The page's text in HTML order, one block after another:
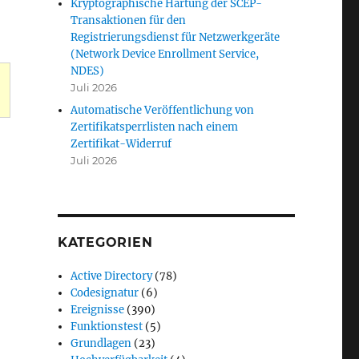
Fehlercode "RPC_S_SERVER_UNAVAILABLE"“
Kryptographische Härtung der SCEP-
Transaktionen für den
Registrierungsdienst für Netzwerkgeräte
(Network Device Enrollment Service,
NDES)
Juli 2026
Automatische Veröffentlichung von
Zertifikatsperrlisten nach einem
Zertifikat-Widerruf
Juli 2026
KATEGORIEN
Active Directory(78)
Codesignatur (6)
Ereignisse (390)
Funktionstest (5)
Grundlagen (23)